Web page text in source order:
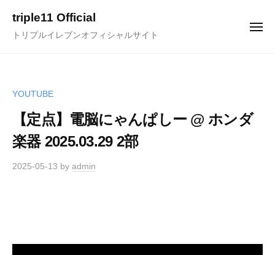
triple11 Official
トリプルイレブンオフィシャルサイト
メ
YOUTUBE
【定点】電脳にゃんぱしー @ ホンダ
楽器 2025.03.29 2部
2025-05-13 by admin